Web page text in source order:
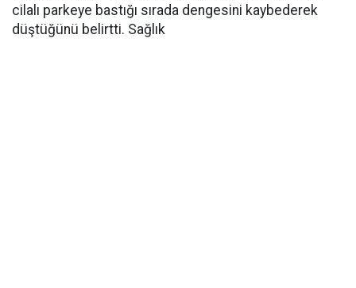
cilalı parkeye bastığı sırada dengesini kaybederek
düştüğünü belirtti. Sağlık